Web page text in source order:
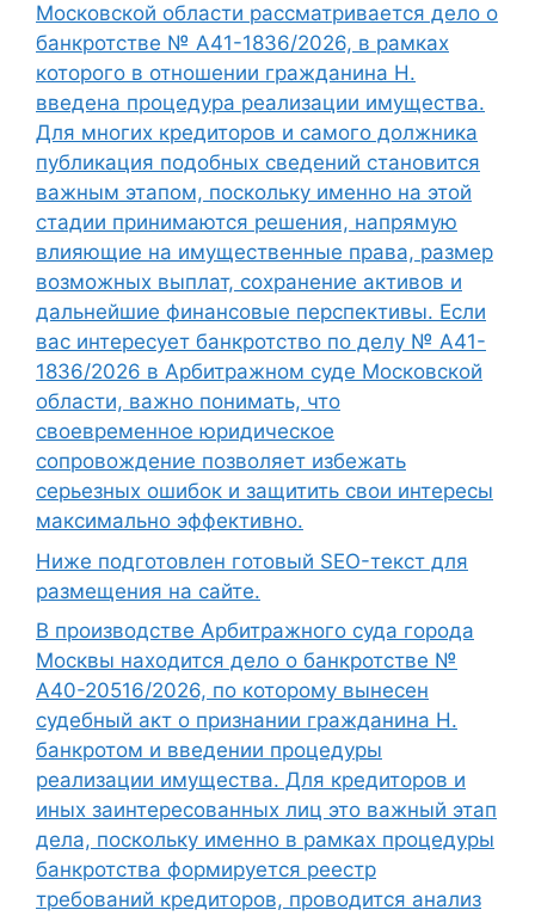
Московской области рассматривается дело о
банкротстве № А41-1836/2026, в рамках
которого в отношении гражданина Н.
введена процедура реализации имущества.
Для многих кредиторов и самого должника
публикация подобных сведений становится
важным этапом, поскольку именно на этой
стадии принимаются решения, напрямую
влияющие на имущественные права, размер
возможных выплат, сохранение активов и
дальнейшие финансовые перспективы. Если
вас интересует банкротство по делу № А41-
1836/2026 в Арбитражном суде Московской
области, важно понимать, что
своевременное юридическое
сопровождение позволяет избежать
серьезных ошибок и защитить свои интересы
максимально эффективно.
Ниже подготовлен готовый SEO-текст для
размещения на сайте.
В производстве Арбитражного суда города
Москвы находится дело о банкротстве №
А40-20516/2026, по которому вынесен
судебный акт о признании гражданина Н.
банкротом и введении процедуры
реализации имущества. Для кредиторов и
иных заинтересованных лиц это важный этап
дела, поскольку именно в рамках процедуры
банкротства формируется реестр
требований кредиторов, проводится анализ